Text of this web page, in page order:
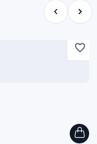
favorite_border